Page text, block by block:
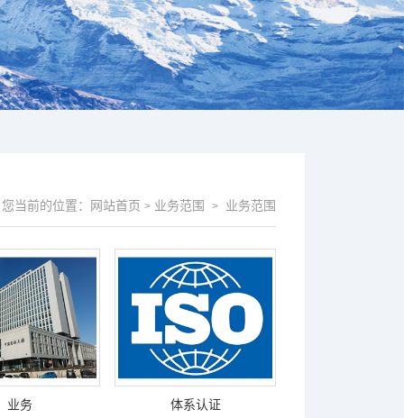
您当前的位置： 网站首页 > 业务范围 > 业务范围
业务 体系认证